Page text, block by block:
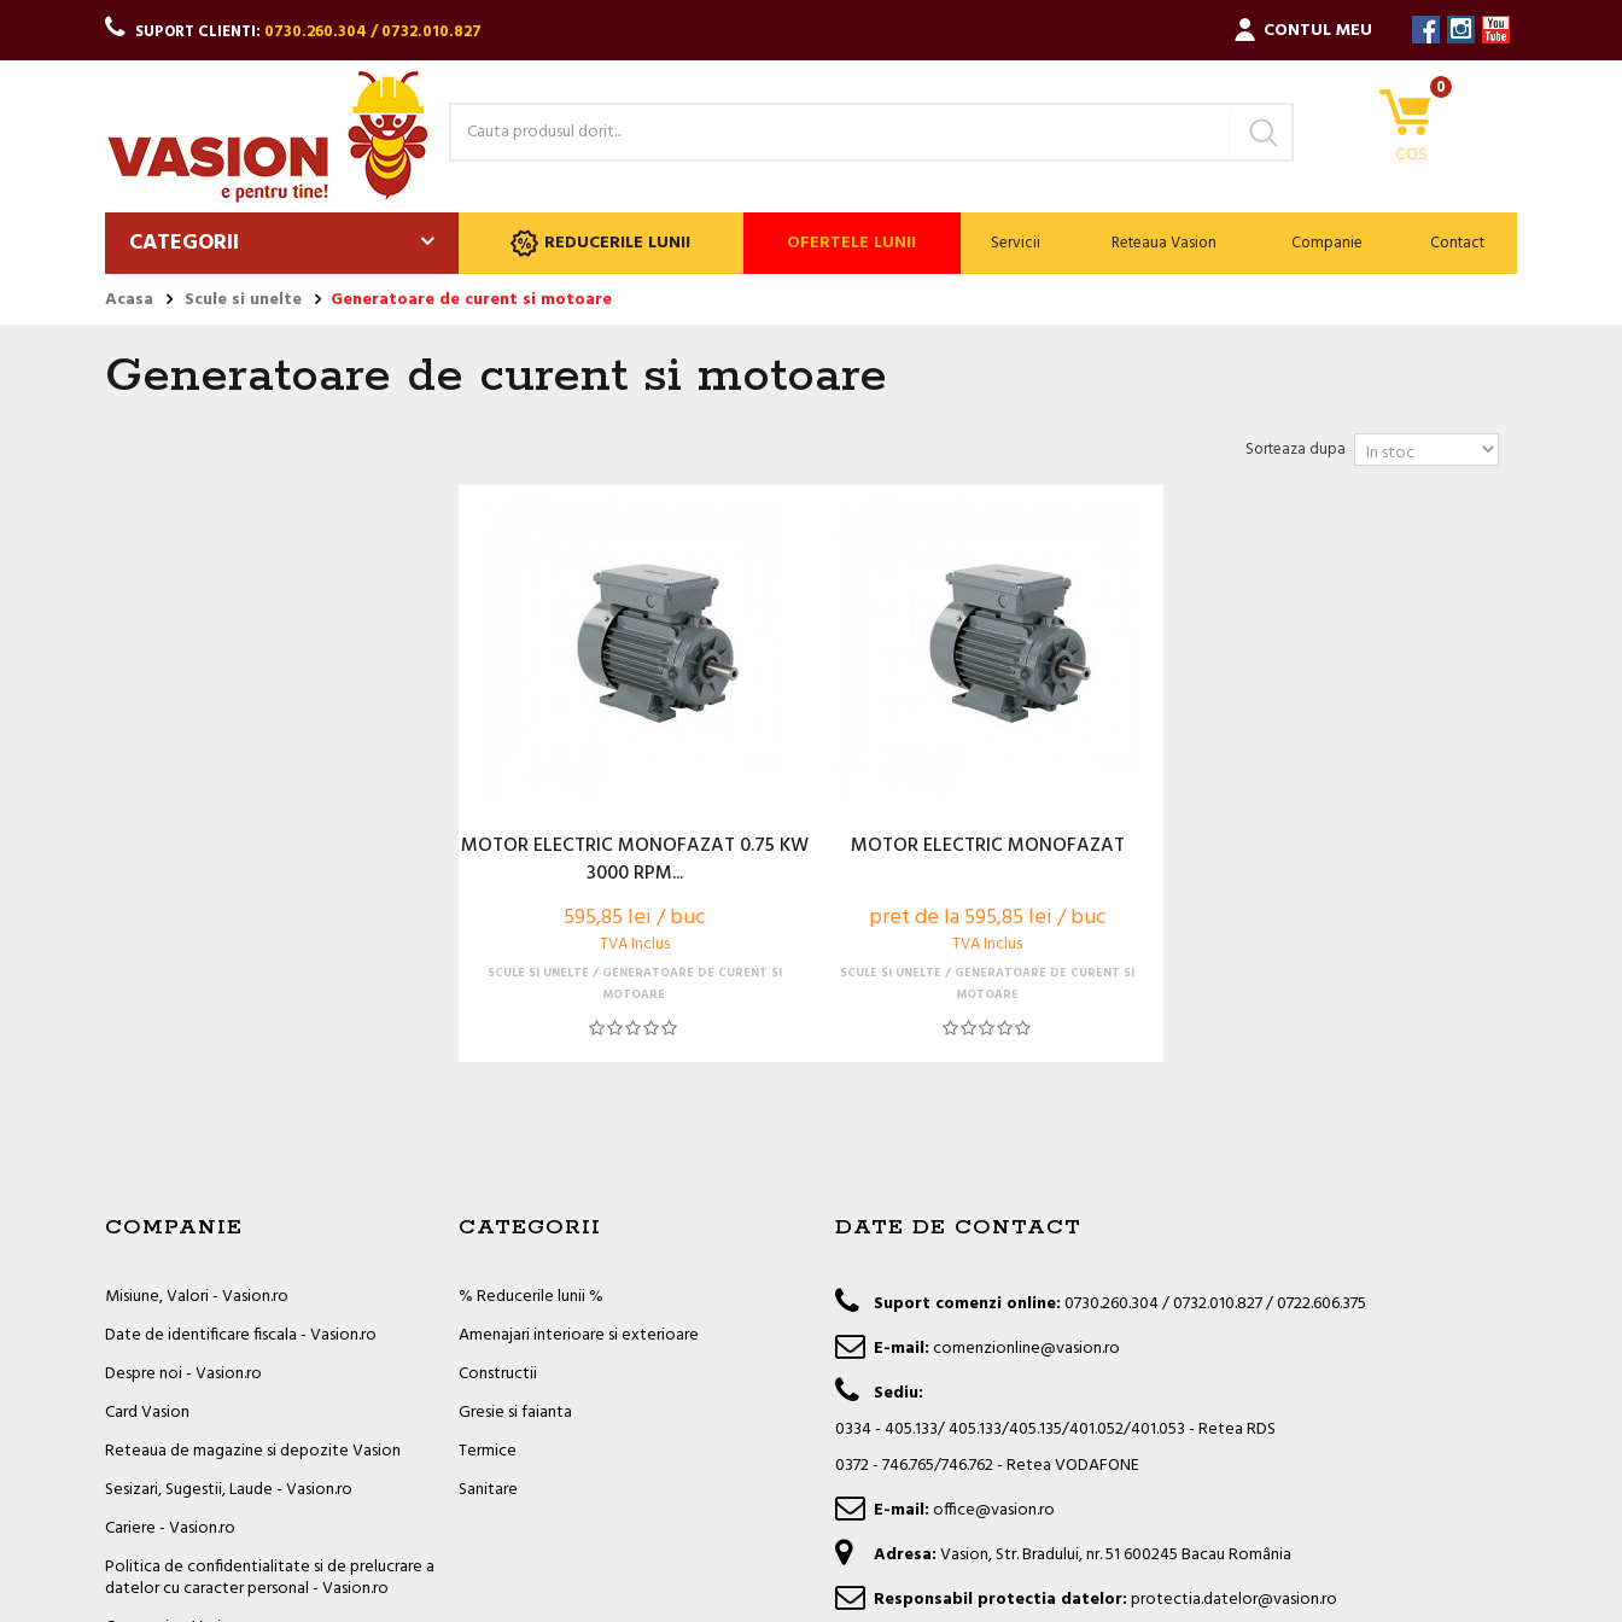
SUPORT CLIENTI: 0730.260.304 / 0732.010.827 CONTUL MEU
0
COS
CATEGORII REDUCERILE LUNII OFERTELE LUNII Servicii Reteaua Vasion Companie Contact
Acasa Scule si unelte Generatoare de curent si motoare
Generatoare de curent si motoare
Sorteaza dupa
MOTOR ELECTRIC MONOFAZAT 0.75 KW
3000 RPM...
595,85 lei / buc
TVA Inclus
SCULE SI UNELTE
GENERATOARE DE CURENT SI
MOTOARE
MOTOR ELECTRIC MONOFAZAT
pret de la 595,85 lei / buc
TVA Inclus
SCULE SI UNELTE
GENERATOARE DE CURENT SI
MOTOARE
COMPANIE
Misiune, Valori - Vasion.ro
Date de identificare fiscala - Vasion.ro
Despre noi - Vasion.ro
Card Vasion
Reteaua de magazine si depozite Vasion
Sesizari, Sugestii, Laude - Vasion.ro
Cariere - Vasion.ro
Politica de confidentialitate si de prelucrare a
datelor cu caracter personal - Vasion.ro
CATEGORII
% Reducerile lunii %
Amenajari interioare si exterioare
Constructii
Gresie si faianta
Termice
Sanitare
DATE DE CONTACT
Suport comenzi online:0730.260.304 / 0732.010.827 / 0722.606.375
E-mail:comenzionline@vasion.ro
Sediu:
0334 - 405.133/ 405.133/405.135/401.052/401.053 - Retea RDS
0372 - 746.765/746.762 - Retea VODAFONE
E-mail:office@vasion.ro
Adresa:Vasion, Str. Bradului, nr. 51 600245 Bacau România
Responsabil protectia datelor:protectia.datelor@vasion.ro